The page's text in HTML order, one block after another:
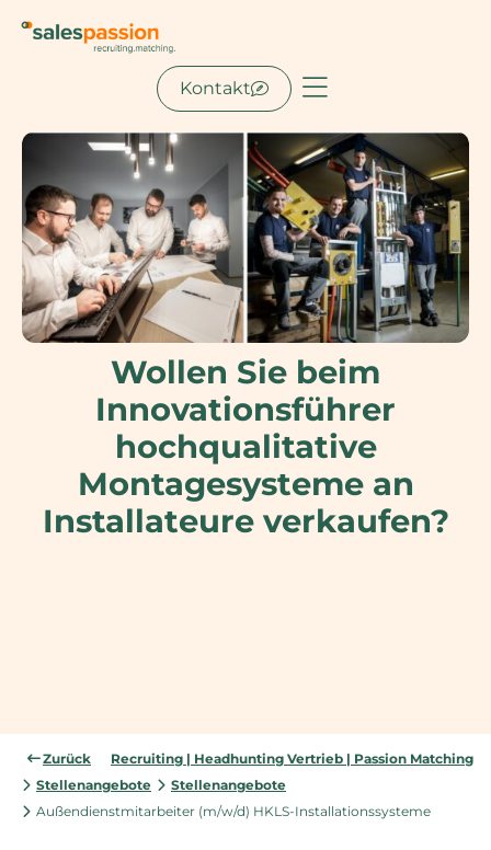
Kontakt
Wollen Sie beim
Innovationsführer
hochqualitative
Montagesysteme an
Installateure verkaufen?
Zurück
Recruiting | Headhunting Vertrieb | Passion Matching
Stellenangebote
Stellenangebote
Außendienstmitarbeiter (m/w/d) HKLS-Installationssysteme